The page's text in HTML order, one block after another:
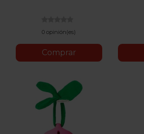
0 opinión(es)
Comprar